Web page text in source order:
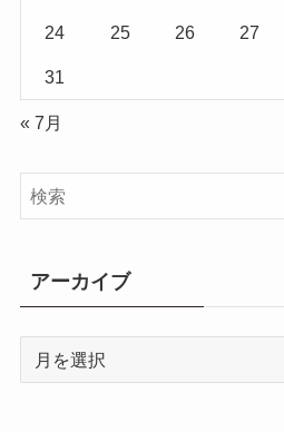
24 25 26 27
31
« 7月
アーカイブ